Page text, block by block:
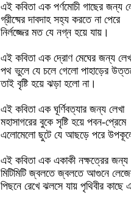
এই কবিতা এক পর্ণমোচী গাছের জন্য
গ্রীষ্মের দাবদাহ সহ্য করতে না পেরে
নির্লজ্জের মত যে নগ্ন হয়ে যায়।
এই কবিতা এক দ্রোণ মেঘের জন্য
পথ ভুলে যে চলে গেলো পাহাড়ের
তাই বৃষ্টি হয়ে ঝড়া হলো না।
এই কবিতা এক ঘূর্ণিবত্যার জন্য লেখা
মহাসাগরের বুকে সৃষ্টি হয়ে পবন-প্রেমে
এলোমেলো ছুটে যে আছড়ে পরে
এই কবিতা এক একাকী নক্ষত্রের জন্য
মিটিমিটি জ্বলতে জ্বলতে আগুনে
পিছনে রেখে ঝলসে যায় পৃথিবীর কাছে